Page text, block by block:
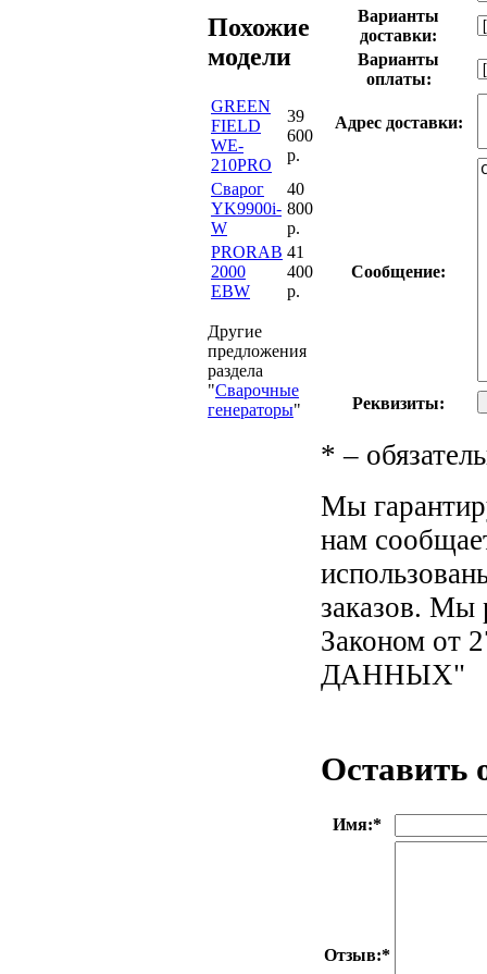
Похожие
модели
GREEN
FIELD
WE-
210PRO
39
600
р.
Сварог
YK9900i-
W
40
800
р.
PRORAB
2000
EBW
41
400
р.
Другие
предложения
раздела
"Сварочные
генераторы"
Варианты
доставки:
Варианты
оплаты:
Адрес доставки:
Сообщение:
Реквизиты:
* –
Мы
нам
заказов. Мы
Законом
ДАННЫХ"
Оставить
Имя:*
Отзыв:*